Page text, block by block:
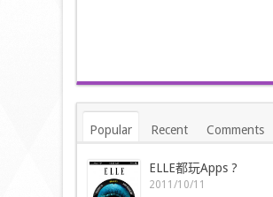
Popular Recent Comments
ELLE都玩Apps ?
2011/10/11